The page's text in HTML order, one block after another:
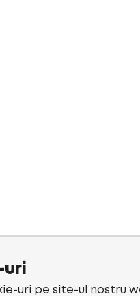
uri pe site-ul nostru